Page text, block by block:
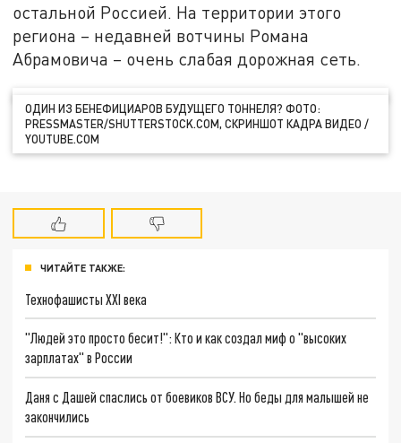
остальной Россией. На территории этого
региона – недавней вотчины Романа
Абрамовича – очень слабая дорожная сеть.
ОДИН ИЗ БЕНЕФИЦИАРОВ БУДУЩЕГО ТОННЕЛЯ? ФОТО:
PRESSMASTER/SHUTTERSTOCK.COM, СКРИНШОТ КАДРА ВИДЕО /
YOUTUBE.COM
ЧИТАЙТЕ ТАКЖЕ:
Технофашисты XXI века
"Людей это просто бесит!": Кто и как создал миф о "высоких
зарплатах" в России
Даня с Дашей спаслись от боевиков ВСУ. Но беды для малышей не
закончились